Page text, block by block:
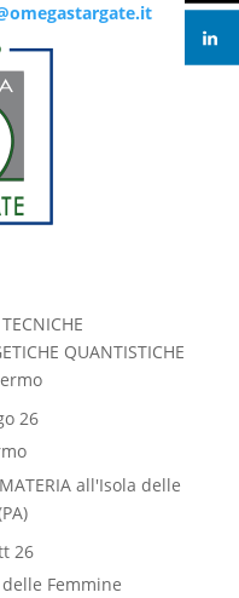
QUANTISTICHE
26
all'Isola delle
26
Femmine